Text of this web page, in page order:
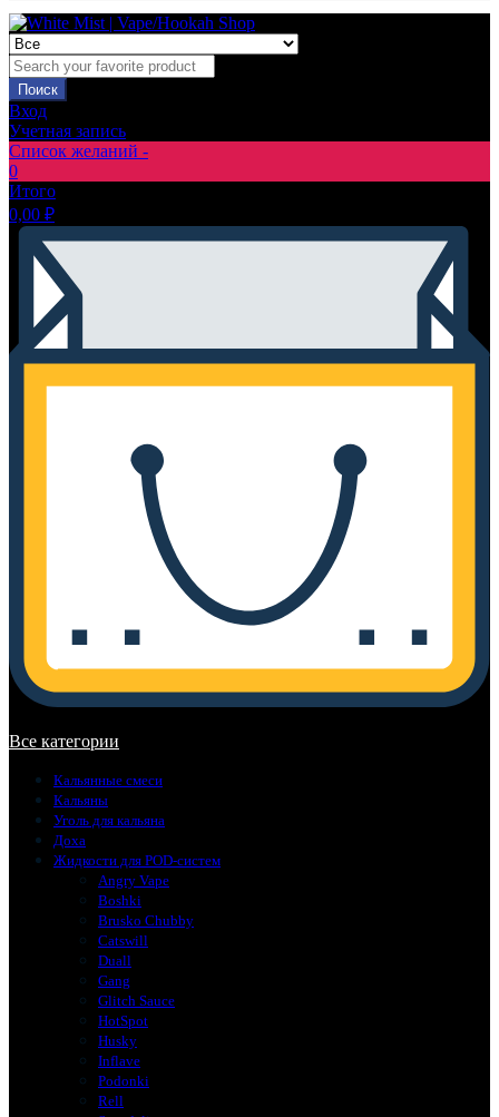
Поиск
Вход
Учетная запись
Список желаний -
0
Итого
0,00 ₽
Все категории
Кальянные смеси
Кальяны
Уголь для кальяна
Доха
Жидкости для POD-систем
Angry Vape
Boshki
Brusko Chubby
Catswill
Duall
Gang
Glitch Sauce
HotSpot
Husky
Inflave
Podonki
Rell